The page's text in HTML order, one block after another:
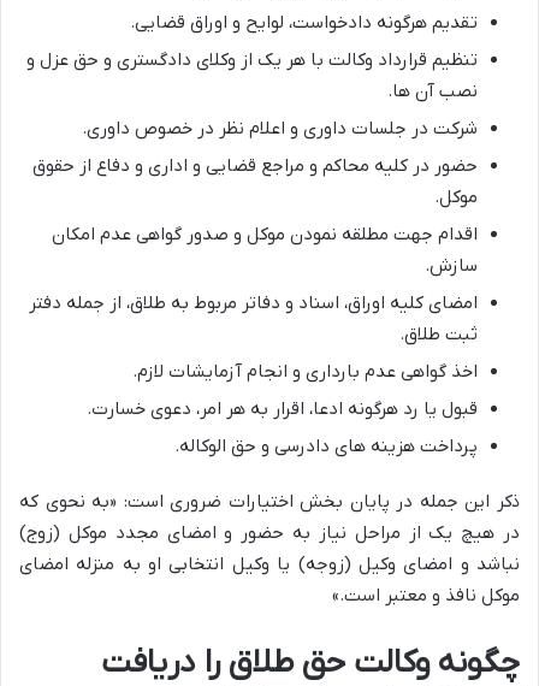
تقدیم هرگونه دادخواست، لوایح و اوراق قضایی.
تنظیم قرارداد وکالت با هر یک از وکلای دادگستری و حق عزل و
نصب آن ها.
شرکت در جلسات داوری و اعلام نظر در خصوص داوری.
حضور در کلیه محاکم و مراجع قضایی و اداری و دفاع از حقوق
موکل.
اقدام جهت مطلقه نمودن موکل و صدور گواهی عدم امکان
سازش.
امضای کلیه اوراق، اسناد و دفاتر مربوط به طلاق، از جمله دفتر
ثبت طلاق.
اخذ گواهی عدم بارداری و انجام آزمایشات لازم.
قبول یا رد هرگونه ادعا، اقرار به هر امر، دعوی خسارت.
پرداخت هزینه های دادرسی و حق الوکاله.
ذکر این جمله در پایان بخش اختیارات ضروری است: «به نحوی که
در هیچ یک از مراحل نیاز به حضور و امضای مجدد موکل (زوج)
نباشد و امضای وکیل (زوجه) یا وکیل انتخابی او به منزله امضای
موکل نافذ و معتبر است.»
چگونه وکالت حق طلاق را دریافت